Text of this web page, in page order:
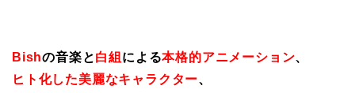
Bishの音楽と白組 による本格的アニメーション、
ヒト化した美麗なキャラクター、